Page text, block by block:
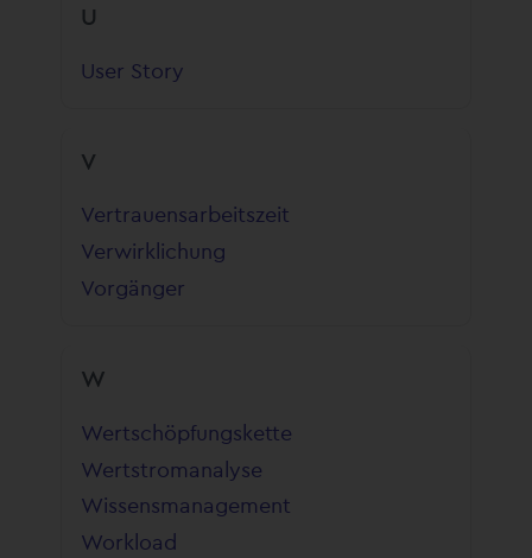
U
User Story
V
Vertrauensarbeitszeit
Verwirklichung
Vorgänger
W
Wertschöpfungskette
Wertstromanalyse
Wissensmanagement
Workload